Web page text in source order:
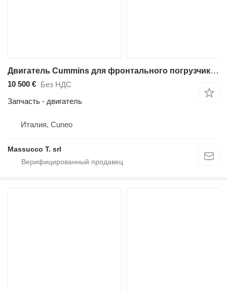
Двигатель Cummins для фронтального погрузчика Hitachi ZW250-6
10 500 € Без НДС
Запчасть - двигатель
Италия, Cuneo
Massucco T. srl